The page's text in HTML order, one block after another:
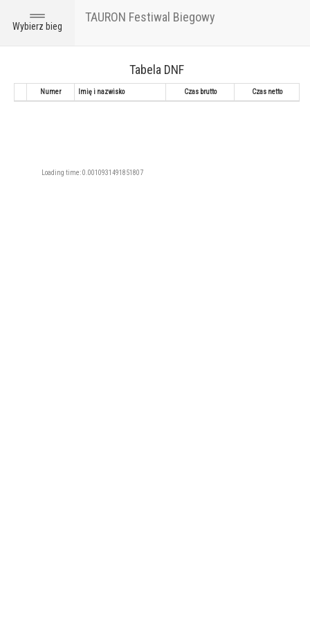
Toggle
navigation
Wybierz bieg
TAURON Festiwal Biegowy
Tabela DNF
Numer Imię i nazwisko Czas brutto Czas netto
Loading time: 0.0010931491851807